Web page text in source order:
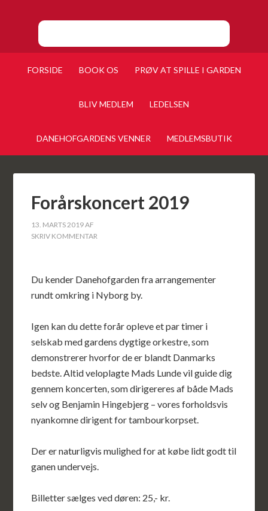
FORSIDE BOOK OS PRØV AT SPILLE I GARDEN
BLIV MEDLEM LEDELSEN
DANEHOFGARDENS VENNER MEDLEMSBUTIK
Forårskoncert 2019
13. MARTS 2019AF
SKRIV KOMMENTAR
Du kender Danehofgarden fra arrangementer
rundt omkring i Nyborg by.
Igen kan du dette forår opleve et par timer i
selskab med gardens dygtige orkestre, som
demonstrerer hvorfor de er blandt Danmarks
bedste. Altid veloplagte Mads Lunde vil guide dig
gennem koncerten, som dirigereres af både Mads
selv og Benjamin Hingebjerg – vores forholdsvis
nyankomne dirigent for tambourkorpset.
Der er naturligvis mulighed for at købe lidt godt til
ganen undervejs.
Billetter sælges ved døren: 25,- kr.